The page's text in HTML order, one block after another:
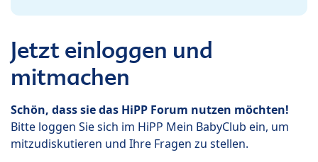
Jetzt einloggen und
mitmachen
Schön, dass sie das HiPP Forum nutzen möchten!
Bitte loggen Sie sich im HiPP Mein BabyClub ein, um
mitzudiskutieren und Ihre Fragen zu stellen.